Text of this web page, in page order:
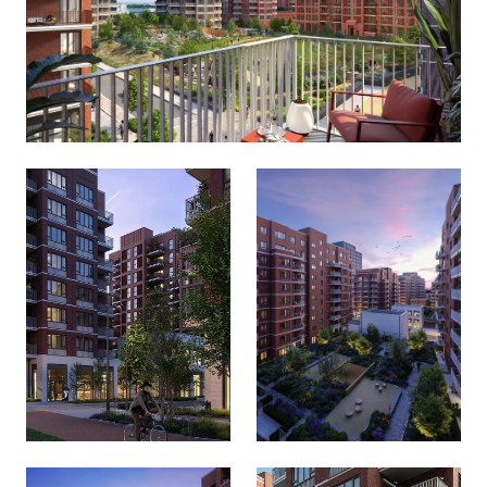
Fero House